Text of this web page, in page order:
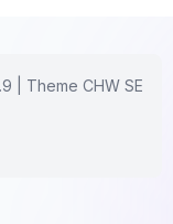
| Theme CHW SE